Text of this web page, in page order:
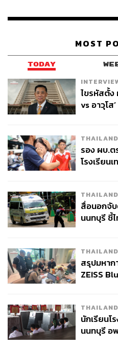
MOST
TODAY
ไขรหัสตั้ง
vs อาวุโส
THAILAND
รอง ผบ.
โรงเรียน
THAILAND
สื่อนอกจับ
นนทบุรี ชี้
THAILAND
สรุปมหา
ZEISS
จ่ายหนี้-แ
THAILAND
นักเรียนโ
นนทบุรี อ